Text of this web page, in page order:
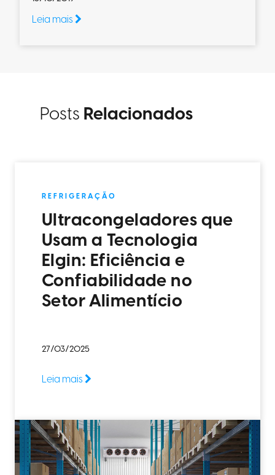
Leia mais
Posts Relacionados
REFRIGERAÇÃO
Ultracongeladores que
Usam a Tecnologia
Elgin: Eficiência e
Confiabilidade no
Setor Alimentício
27/03/2025
Leia mais